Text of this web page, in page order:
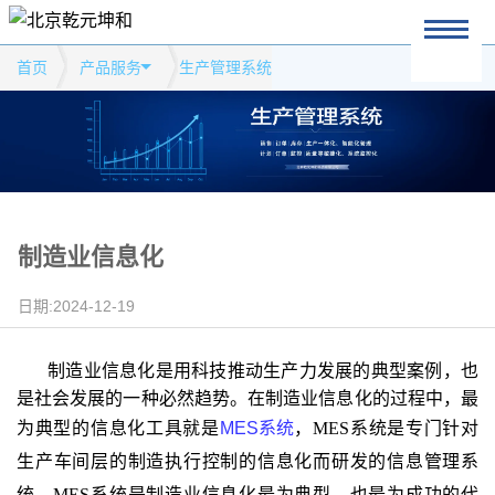
首页 产品服务 生产管理系统
制造业信息化
日期:2024-12-19
制造业信息化是用科技推动生产力发展的典型案例，也
是社会发展的一种必然趋势。在制造业信息化的过程中，最
为典型的信息化工具就是 MES系统，MES系统是专门针对
生产车间层的制造执行控制的信息化而研发的信息管理系